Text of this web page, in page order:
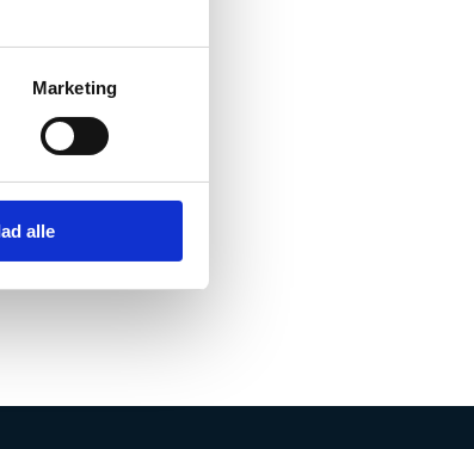
Marketing
alle
außergewöhnliche